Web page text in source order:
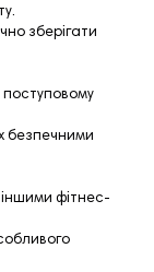
зберігати
поступовому
безпечними
іншими фітнес-